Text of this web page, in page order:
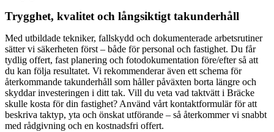
Trygghet, kvalitet och långsiktigt takunderhåll
Med utbildade tekniker, fallskydd och dokumenterade arbetsrutiner
sätter vi säkerheten först – både för personal och fastighet. Du får
tydlig offert, fast planering och fotodokumentation före/efter så att
du kan följa resultatet. Vi rekommenderar även ett schema för
återkommande takunderhåll som håller påväxten borta längre och
skyddar investeringen i ditt tak. Vill du veta vad taktvätt i Bräcke
skulle kosta för din fastighet? Använd vårt kontaktformulär för att
beskriva taktyp, yta och önskat utförande – så återkommer vi snabbt
med rådgivning och en kostnadsfri offert.